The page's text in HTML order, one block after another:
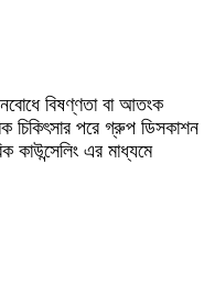
বিষণ্ণতা বা আতংক
চিকিৎসার পরে গ্রুপ ডিসকাশন
কাউন্সেলিং এর মাধ্যমে